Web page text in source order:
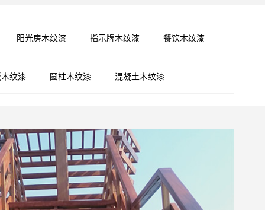
阳光房木纹漆 指示牌木纹漆 餐饮木纹漆
纹漆 圆柱木纹漆 混凝土木纹漆